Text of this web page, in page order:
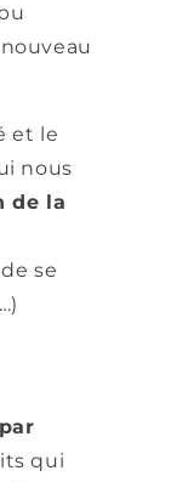
et le
nous
de la
se
qui